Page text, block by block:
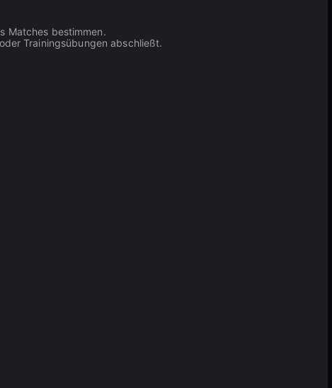
Matches bestimmen.
Trainingsübungen abschließt.